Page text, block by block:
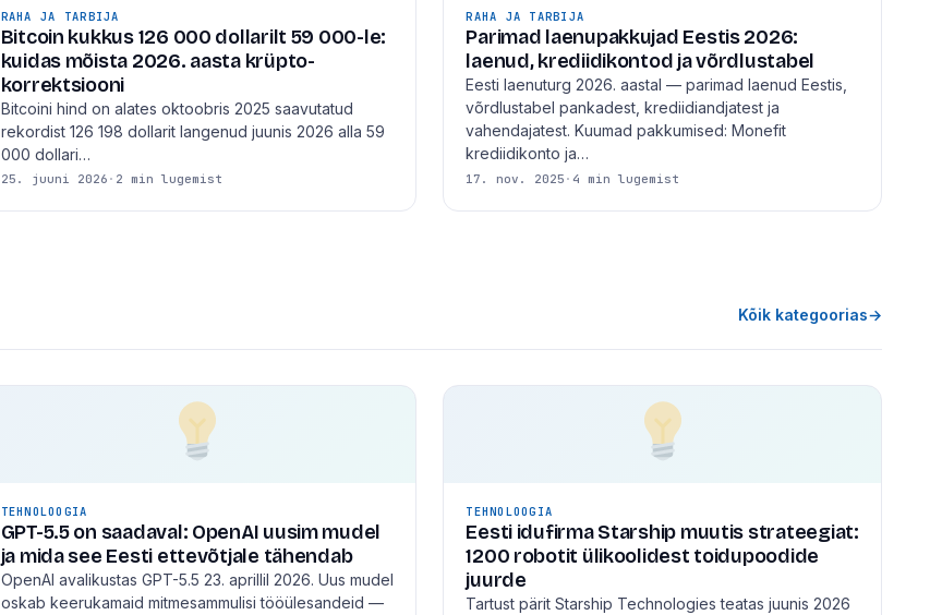
RAHA JA TARBIJA
Bitcoin kukkus 126 000 dollarilt 59 000-le:
kuidas mõista 2026. aasta krüpto-
korrektsiooni
Bitcoini hind on alates oktoobris 2025 saavutatud
rekordist 126 198 dollarit langenud juunis 2026 alla 59
000 dollari…
25. juuni 2026 · 2 min lugemist
RAHA JA TARBIJA
Parimad laenupakkujad Eestis 2026:
laenud, krediidikontod ja võrdlustabel
Eesti laenuturg 2026. aastal — parimad laenud Eestis,
võrdlustabel pankadest, krediidiandjatest ja
vahendajatest. Kuumad pakkumised: Monefit
krediidikonto ja…
17. nov. 2025 ·4 min lugemist
Kõik kategoorias→
TEHNOLOOGIA
GPT-5.5 on saadaval: OpenAI uusim mudel
ja mida see Eesti ettevõtjale tähendab
OpenAI avalikustas GPT-5.5 23. aprillil 2026. Uus mudel
oskab keerukamaid mitmesammulisi tööülesandeid —
TEHNOLOOGIA
Eesti idufirma Starship muutis strateegiat:
1200 robotit ülikoolidest toidupoodide
juurde
Tartust pärit Starship Technologies teatas juunis 2026